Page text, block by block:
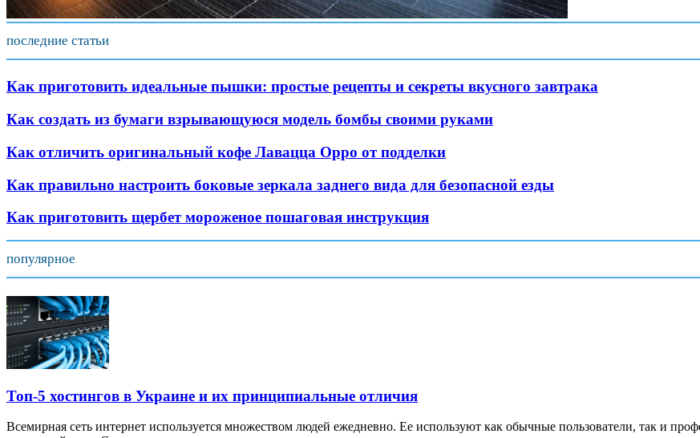
последние статьи
Как приготовить идеальные пышки: простые рецепты и секреты вкусного завтрака
Как создать из бумаги взрывающуюся модель бомбы своими руками
Как отличить оригинальный кофе Лавацца Орро от подделки
Как правильно настроить боковые зеркала заднего вида для безопасной езды
Как приготовить щербет мороженое пошаговая инструкция
популярное
Топ-5 хостингов в Украине и их принципиальные отличия
Всемирная сеть интернет используется множеством людей ежедневно. Ее используют как обычные пользователи, так и